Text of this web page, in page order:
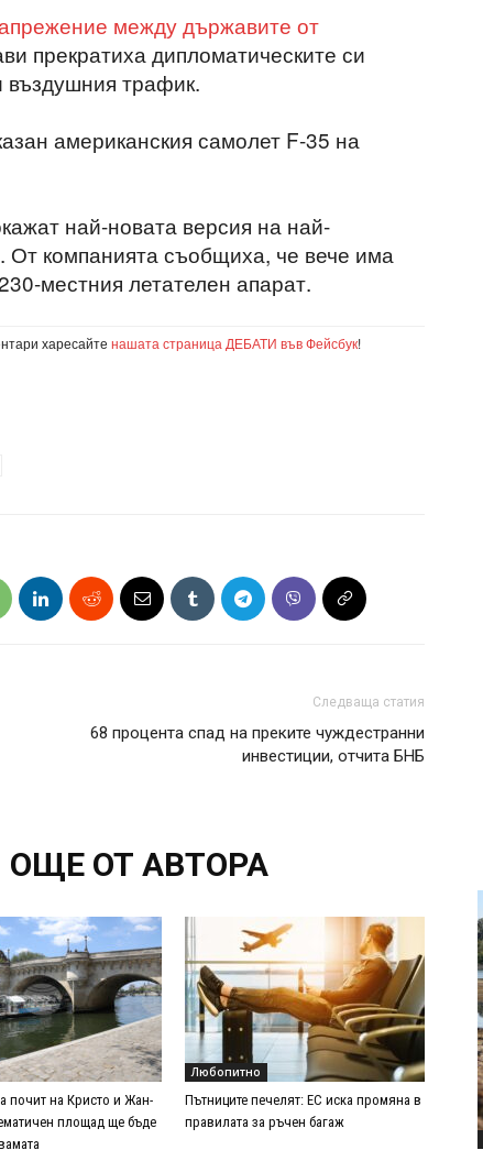
между държавите от
прекратиха дипломатическите си
въздушния трафик.
американския самолет F-35 на
най-новата версия на най-
От компанията съобщиха, че вече има
местния летателен апарат.
харесайте нашата страница ДЕБАТИ във Фейсбук!
Следваща статия
68 процента спад на преките чуждестранни
инвестиции, отчита БНБ
ОЩЕ ОТ АВТОРА
почит на Кристо и Жан-
площад ще бъде
Любопитно
Пътниците печелят: ЕС иска промяна в
правилата за ръчен багаж